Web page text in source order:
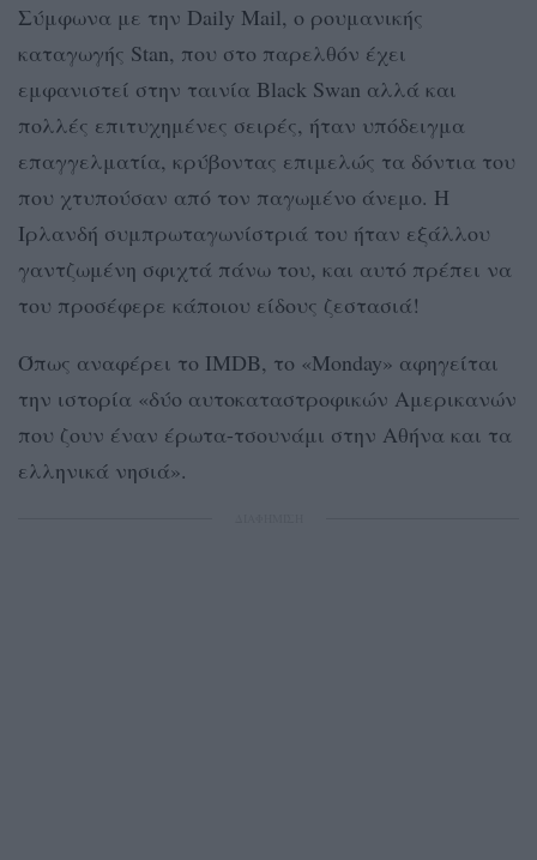
Σύμφωνα με την Daily Mail, o ρουμανικής
καταγωγής Stan, που στο παρελθόν έχει
εμφανιστεί στην ταινία Black Swan αλλά και
πολλές επιτυχημένες σειρές, ήταν υπόδειγμα
επαγγελματία, κρύβοντας επιμελώς τα δόντια του
που χτυπούσαν από τον παγωμένο άνεμο. Η
Ιρλανδή συμπρωταγωνίστριά του ήταν εξάλλου
γαντζωμένη σφιχτά πάνω του, και αυτό πρέπει να
του προσέφερε κάποιου είδους ζεστασιά!
Όπως αναφέρει το IMDB, το «Monday» αφηγείται
την ιστορία «δύο αυτοκαταστροφικών Αμερικανών
που ζουν έναν έρωτα-τσουνάμι στην Αθήνα και τα
ελληνικά νησιά».